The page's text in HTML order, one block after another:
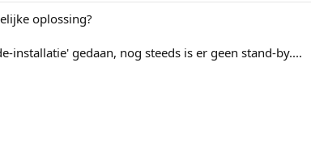
oplossing?
installatie' gedaan, nog steeds is er geen stand-by....